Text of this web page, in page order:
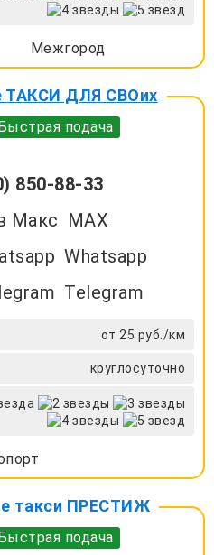
Межгород
ТАКСИ ДЛЯ СВОих
Быстрая подача
850-88-33
MAX
Whatsapp
Telegram
от 25 руб./км
круглосуточно
такси ПРЕСТИЖ
подача